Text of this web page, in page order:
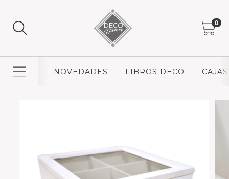
0
NOVEDADES LIBROS DECO CAJAS